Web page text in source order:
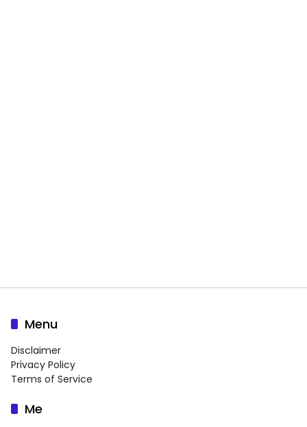
Menu
Disclaimer
Privacy Policy
Terms of Service
Me